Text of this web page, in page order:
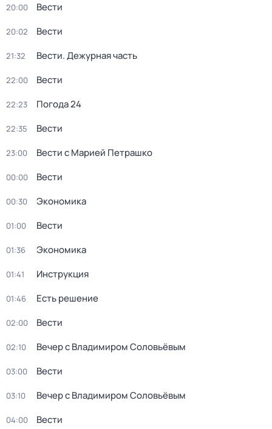
20:00 Вести
20:02 Вести
21:32 Вести. Дежурная часть
22:00 Вести
22:23 Погода 24
22:35 Вести
23:00 Вести с Марией Петрашко
00:00 Вести
00:30 Экономика
01:00 Вести
01:36 Экономика
01:41 Инструкция
01:46 Есть решение
02:00 Вести
02:10 Вечер с Владимиром Соловьёвым
03:00 Вести
03:10 Вечер с Владимиром Соловьёвым
04:00 Вести